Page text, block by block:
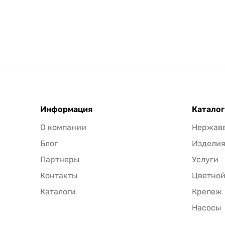
Информация
О компании
Блог
Партнеры
Контакты
Каталоги
Каталог
Изделия
Услуги
Крепеж
Насосы